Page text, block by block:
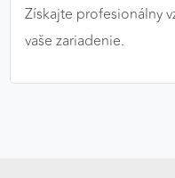
Získajte profesionálny
vaše zariadenie.